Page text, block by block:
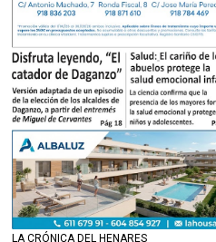
LA CRÓNICA DEL HENARES